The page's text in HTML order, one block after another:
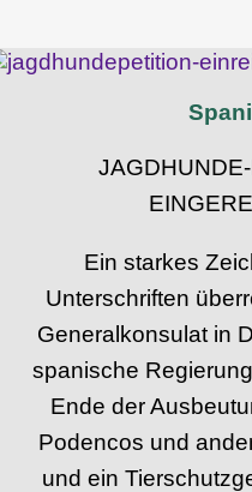
Ein starkes
Unterschriften
Generalkonsulat in
spanische
Ende der
Podencos und
und ein